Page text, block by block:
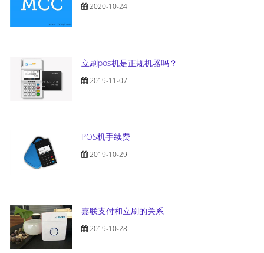
2020-10-24
立刷pos机是正规机器吗？
2019-11-07
POS机手续费
2019-10-29
嘉联支付和立刷的关系
2019-10-28